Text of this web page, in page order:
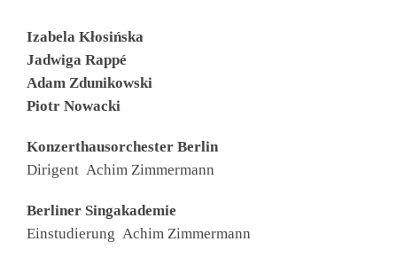
Izabela Kłosińska
Jadwiga Rappé
Adam Zdunikowski
Piotr Nowacki
Konzerthausorchester Berlin
Dirigent Achim Zimmermann
Berliner Singakademie
Einstudierung Achim Zimmermann